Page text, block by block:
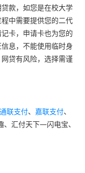
款，如您是在校大学
中需要提供您的二代
卡，申请卡也为您的
息，不能使用临时身
贷有风险，选择需谨
通联支付、 嘉联支付、
、汇付天下—闪电宝、